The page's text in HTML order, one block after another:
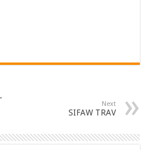
Next
SIFAW TRAV